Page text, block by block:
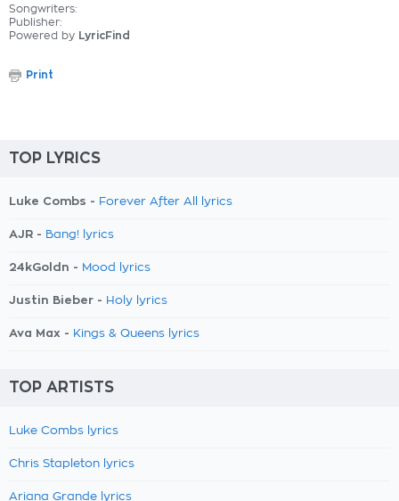
Songwriters:
Publisher:
Powered by LyricFind
Print
TOP LYRICS
Luke Combs - Forever After All lyrics
AJR - Bang! lyrics
24kGoldn - Mood lyrics
Justin Bieber - Holy lyrics
Ava Max - Kings & Queens lyrics
TOP ARTISTS
Luke Combs lyrics
Chris Stapleton lyrics
Ariana Grande lyrics